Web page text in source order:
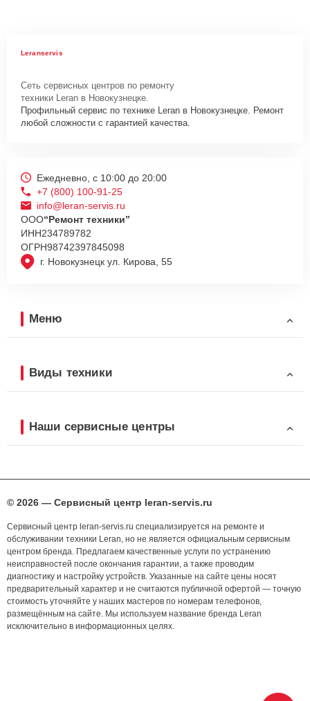
Leranservis
Сеть сервисных центров по ремонту
техники Leran в Новокузнецке.
Профильный сервис по технике Leran в Новокузнецке. Ремонт
любой сложности с гарантией качества.
г. Новокузнецк ул. Кирова, 55
Ежедневно, с 10:00 до 20:00
+7 (800) 100-91-25
info@leran-servis.ru
ООО“Ремонт техники”
ИНН234789782
ОГРН98742397845098
Меню
Виды техники
Наши сервисные центры
© 2026 — Сервисный центр leran-servis.ru
Сервисный центр leran-servis.ru специализируется на ремонте и
обслуживании техники Leran, но не является официальным сервисным
центром бренда. Предлагаем качественные услуги по устранению
неисправностей после окончания гарантии, а также проводим
диагностику и настройку устройств. Указанные на сайте цены носят
предварительный характер и не считаются публичной офертой — точную
стоимость уточняйте у наших мастеров по номерам телефонов,
размещённым на сайте. Мы используем название бренда Leran
исключительно в информационных целях.